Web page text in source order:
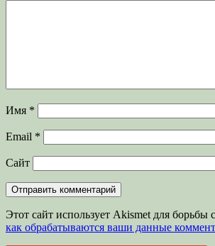
Имя *
Email *
Сайт
Этот сайт использует Akismet для борьбы
как обрабатываются ваши данные